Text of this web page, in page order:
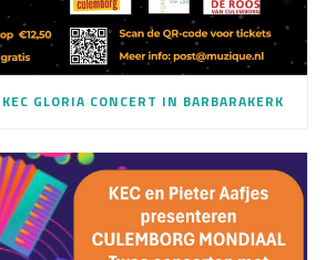
GLORIA CONCERT IN BARBARAKERK